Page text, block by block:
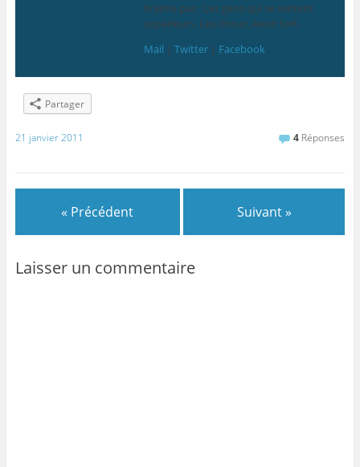
N’aime pas : Les gens qui se sentent
supérieurs. Les choux. Avoir tort.
Mail | Twitter| Facebook
Partager
21 janvier 2011 4 Réponses
« Précédent Suivant »
Laisser un commentaire